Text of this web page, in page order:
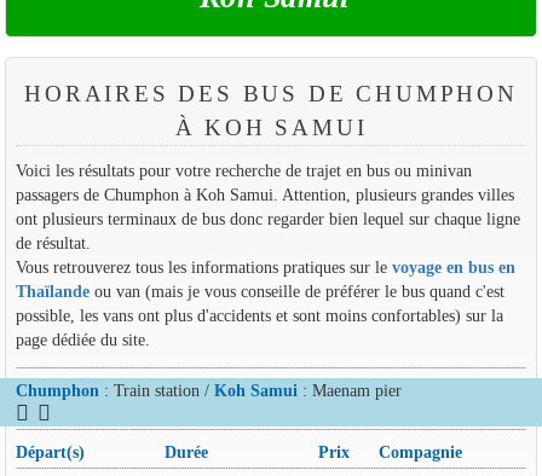
HORAIRES DES BUS DE CHUMPHON
À KOH SAMUI
Voici les résultats pour votre recherche de trajet en bus ou minivan
passagers de Chumphon à Koh Samui. Attention, plusieurs grandes villes
ont plusieurs terminaux de bus donc regarder bien lequel sur chaque ligne
de résultat.
Vous retrouverez tous les informations pratiques sur le voyage en bus en
Thaïlandeou van (mais je vous conseille de préférer le bus quand c'est
possible, les vans ont plus d'accidents et sont moins confortables) sur la
page dédiée du site.
Chumphon : Train station / Koh Samui : Maenam pier
Départ(s) Durée Prix Compagnie